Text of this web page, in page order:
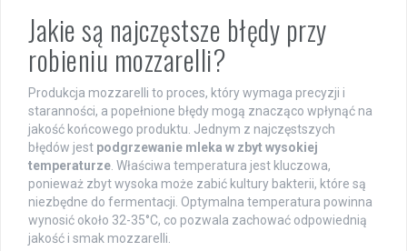
Jakie są najczęstsze błędy przy
robieniu mozzarelli?
Produkcja mozzarelli to proces, który wymaga precyzji i
staranności, a popełnione błędy mogą znacząco wpłynąć na
jakość końcowego produktu. Jednym z najczęstszych
błędów jest podgrzewanie mleka w zbyt wysokiej
temperaturze . Właściwa temperatura jest kluczowa,
ponieważ zbyt wysoka może zabić kultury bakterii, które są
niezbędne do fermentacji. Optymalna temperatura powinna
wynosić około 32-35°C, co pozwala zachować odpowiednią
jakość i smak mozzarelli.